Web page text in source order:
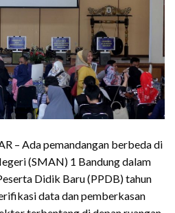
– Ada pemandangan berbeda di
(SMAN) 1 Bandung dalam
Didik Baru (PPDB) tahun
data dan pemberkasan